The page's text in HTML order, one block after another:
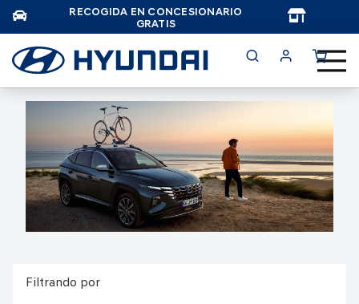
RECOGIDA EN CONCESIONARIO
GRATIS
Filtrando por